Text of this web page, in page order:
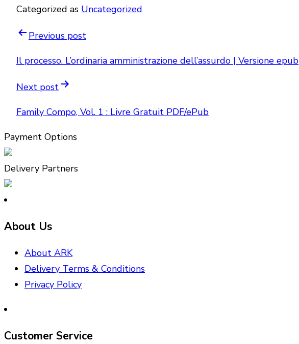
Categorized as Uncategorized
Post
Previous post
Il processo. L’ordinaria amministrazione dell’assurdo | Versione epub
Next post
Family Compo, Vol. 1 : Livre Gratuit PDF/ePub
Payment Options
Delivery Partners
About Us
About ARK
Delivery Terms & Conditions
Privacy Policy
Customer Service